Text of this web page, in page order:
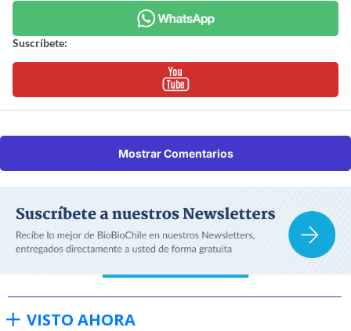
Suscríbete:
Mostrar Comentarios
VISTO AHORA